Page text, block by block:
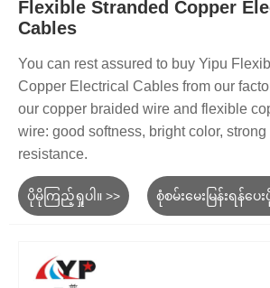
Flexible Stranded Copper
Cables
You can rest assured to buy Yipu
Copper Electrical Cables from our
our copper braided wire and flexible
wire: good softness, bright color,
resistance.
ပိုမိုကြည့်ရှုပါ။ >> စုံစမ်းမေးမြန်းရန်ပေး